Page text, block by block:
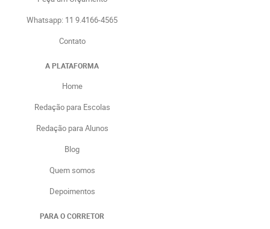
Whatsapp: 11 9.4166-4565
Contato
A PLATAFORMA
Home
Redação para Escolas
Redação para Alunos
Blog
Quem somos
Depoimentos
PARA O CORRETOR